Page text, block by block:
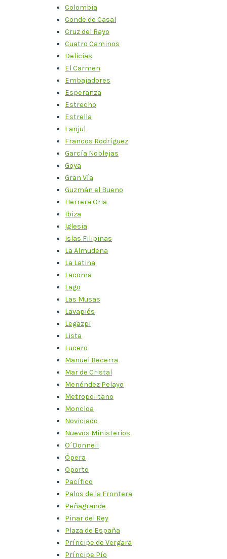
Colombia
Conde de Casal
Cruz del Rayo
Cuatro Caminos
Delicias
El Carmen
Embajadores
Esperanza
Estrecho
Estrella
Fanjul
Francos Rodríguez
García Noblejas
Goya
Gran Vía
Guzmán el Bueno
Herrera Oria
Ibiza
Iglesia
Islas Filipinas
La Almudena
La Latina
Lacoma
Lago
Las Musas
Lavapiés
Legazpi
Lista
Lucero
Manuel Becerra
Mar de Cristal
Menéndez Pelayo
Metropolitano
Moncloa
Noviciado
Nuevos Ministerios
O´Donnell
Ópera
Oporto
Pacífico
Palos de la Frontera
Peñagrande
Pinar del Rey
Plaza de España
Príncipe de Vergara
Príncipe Pío